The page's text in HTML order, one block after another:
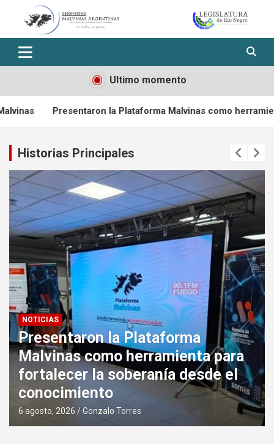
Observatorio Malvinas – Río
Negro
Ultimo momento
la Plataforma Malvinas como herramienta para
Historias Principales
NOTICIAS
Presentaron la Plataforma
Malvinas como herramienta para
fortalecer la soberanía desde el
conocimiento
6 agosto, 2026 Gonzalo Torres